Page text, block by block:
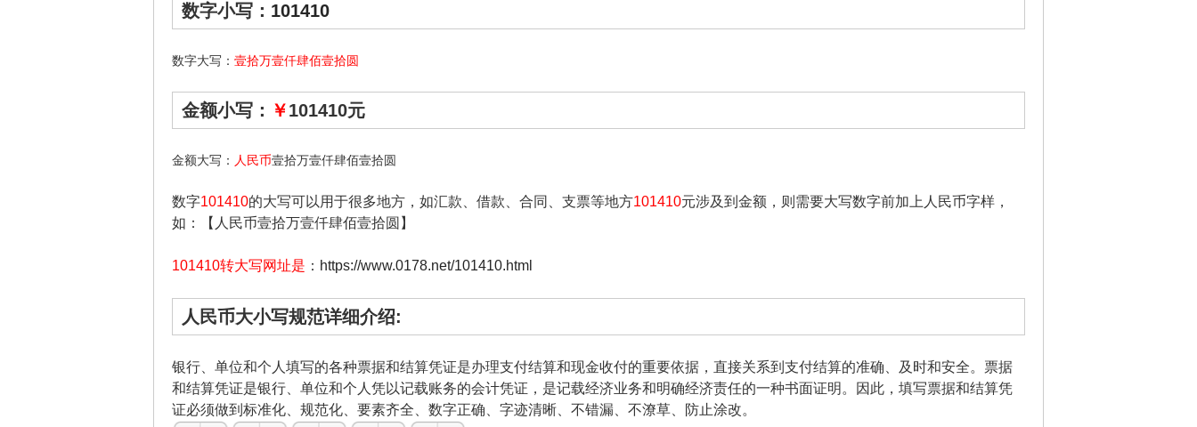
数字小写： 101410
数字大写： 壹拾万壹仟肆佰壹拾圆
金额小写： ￥101410元
金额大写： 人民币壹拾万壹仟肆佰壹拾圆
数字101410的大写可以用于很多地方，如汇款、借款、合同、支票等地方101410元涉及到金额，则需要大写数字前加上人民币字样，
如：【人民币壹拾万壹仟肆佰壹拾圆】
101410转大写网址是 ： https://www.0178.net/101410.html
人民币大小写规范详细介绍:
银行、单位和个人填写的各种票据和结算凭证是办理支付结算和现金收付的重要依据，直接关系到支付结算的准确、及时和安全。票据
和结算凭证是银行、单位和个人凭以记载账务的会计凭证，是记载经济业务和明确经济责任的一种书面证明。因此，填写票据和结算凭
证必须做到标准化、规范化、要素齐全、数字正确、字迹清晰、不错漏、不潦草、防止涂改。